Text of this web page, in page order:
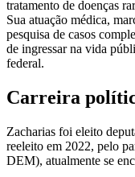
tratamento de doenças
Sua atuação médica,
pesquisa de casos
de ingressar na vida
federal.
Carreira
Zacharias foi eleito
reeleito em 2022, pelo
DEM), atualmente se